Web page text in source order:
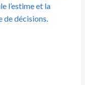
l’estime et la
décisions.